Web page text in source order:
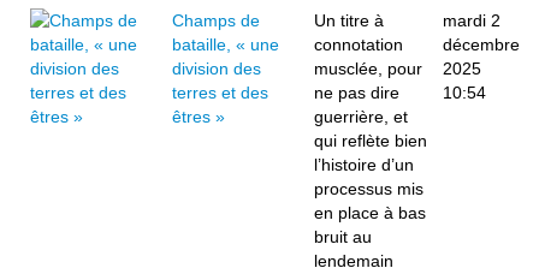
Champs de
bataille, « une
division des
terres et des
êtres »
Un titre à
connotation
musclée, pour
ne pas dire
guerrière, et
qui reflète bien
l’histoire d’un
processus mis
en place à bas
bruit au
lendemain
mardi 2
décembre
2025
10:54